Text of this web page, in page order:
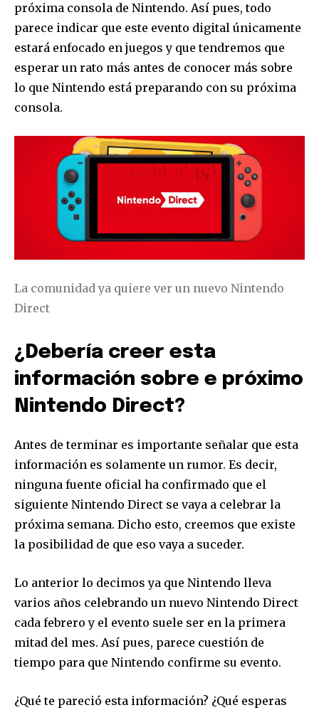
suscriptores y sé parte de la
conversación.
Para suscribirte, solo escribe tu dirección de correo eletrónico
y da click en el botón de "suscribir". No te preocupes,
respetamos tu privacidad y no enviaremos correo basura a tu
INBOX. Tu información está segura con nosotros.
SUSCRIBIR
Acepto la Política de Privacidad
32,111 32,214 11,243
próxima consola de Nintendo. Así pues, todo
parece indicar que este evento digital únicamente
estará enfocado en juegos y que tendremos que
esperar un rato más antes de conocer más sobre
lo que Nintendo está preparando con su próxima
consola.
La comunidad ya quiere ver un nuevo Nintendo
Direct
¿Debería creer esta
información sobre e próximo
Nintendo Direct?
Antes de terminar es importante señalar que esta
información es solamente un rumor. Es decir,
ninguna fuente oficial ha confirmado que el
siguiente Nintendo Direct se vaya a celebrar la
próxima semana. Dicho esto, creemos que existe
la posibilidad de que eso vaya a suceder.
Lo anterior lo decimos ya que Nintendo lleva
varios años celebrando un nuevo Nintendo Direct
cada febrero y el evento suele ser en la primera
mitad del mes. Así pues, parece cuestión de
tiempo para que Nintendo confirme su evento.
¿Qué te pareció esta información? ¿Qué esperas